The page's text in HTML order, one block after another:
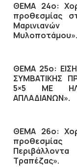
ΘΕΜΑ 24ο:
προθεσμίας
Μυλοποτάμου».
ΘΕΜΑ 25ο:
ΣΥΜΒΑΤΙΚΗΣ
5×5 ΜΕ
ΑΠΛΑΔΙΑΝΩΝ».
ΘΕΜΑ 26ο:
Τραπέζας».